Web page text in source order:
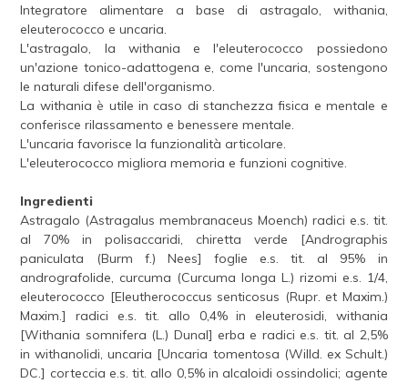
Integratore alimentare a base di astragalo, withania,
eleuterococco e uncaria.
L'astragalo, la withania e l'eleuterococco possiedono
un'azione tonico-adattogena e, come l'uncaria, sostengono
le naturali difese dell'organismo.
La withania è utile in caso di stanchezza fisica e mentale e
conferisce rilassamento e benessere mentale.
L'uncaria favorisce la funzionalità articolare.
L'eleuterococco migliora memoria e funzioni cognitive.
Ingredienti
Astragalo (Astragalus membranaceus Moench) radici e.s. tit.
al 70% in polisaccaridi, chiretta verde [Andrographis
paniculata (Burm f.) Nees] foglie e.s. tit. al 95% in
andrografolide, curcuma (Curcuma longa L.) rizomi e.s. 1/4,
eleuterococco [Eleutherococcus senticosus (Rupr. et Maxim.)
Maxim.] radici e.s. tit. allo 0,4% in eleuterosidi, withania
[Withania somnifera (L.) Dunal] erba e radici e.s. tit. al 2,5%
in withanolidi, uncaria [Uncaria tomentosa (Willd. ex Schult.)
DC.] corteccia e.s. tit. allo 0,5% in alcaloidi ossindolici; agente